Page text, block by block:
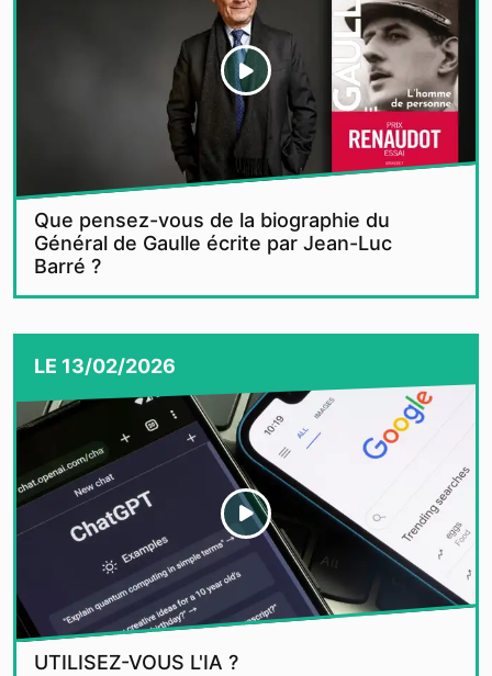
Que pensez-vous de la biographie du
Général de Gaulle écrite par Jean-Luc
Barré ?
LE 13/02/2026
UTILISEZ-VOUS L'IA ?